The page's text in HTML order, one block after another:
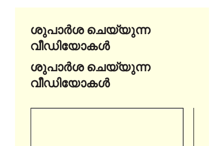
ശുപാർശ ചെയ്യുന്ന
വീഡിയോകൾ
ശുപാർശ ചെയ്യുന്ന
വീഡിയോകൾ